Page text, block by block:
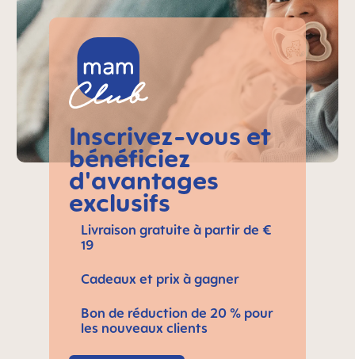
Inscrivez-vous et
bénéficiez
d'avantages
exclusifs
Livraison gratuite à partir de €
19
Cadeaux et prix à gagner
Bon de réduction de 20 % pour
les nouveaux clients